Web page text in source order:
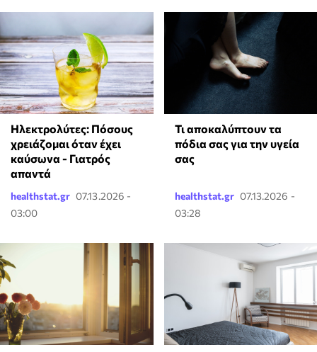
Ηλεκτρολύτες: Πόσους
χρειάζομαι όταν έχει
καύσωνα - Γιατρός
απαντά
healthstat.gr 07.13.2026 -
03:00
Τι αποκαλύπτουν τα
πόδια σας για την υγεία
σας
healthstat.gr 07.13.2026 -
03:28